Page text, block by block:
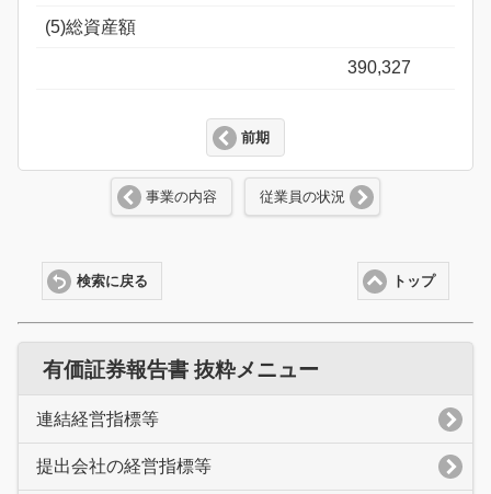
(5)総資産額
390,327
前期
事業の内容 従業員の状況
トップ
検索に戻る
有価証券報告書 抜粋メニュー
連結経営指標等
提出会社の経営指標等